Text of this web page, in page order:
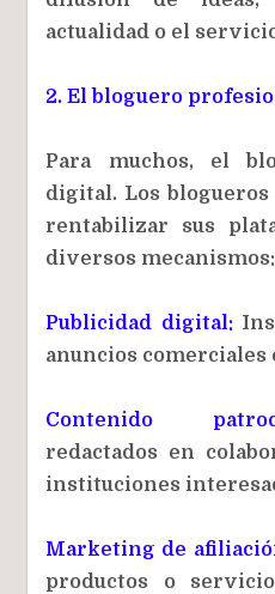
actualidad o el
2. El bloguero
Para muchos, el
digital. Los
rentabilizar sus
diversos mecanismos:
Publicidad digital:
anuncios comerciales
Contenido
redactados en
instituciones
Marketing de
productos o